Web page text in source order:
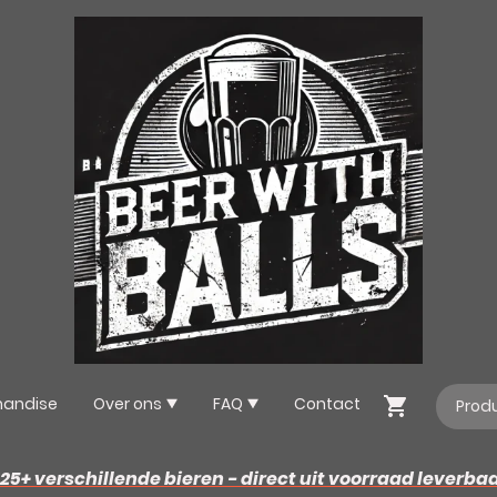
Over ons FAQ Contact
verschillende bieren - direct uit voorraad